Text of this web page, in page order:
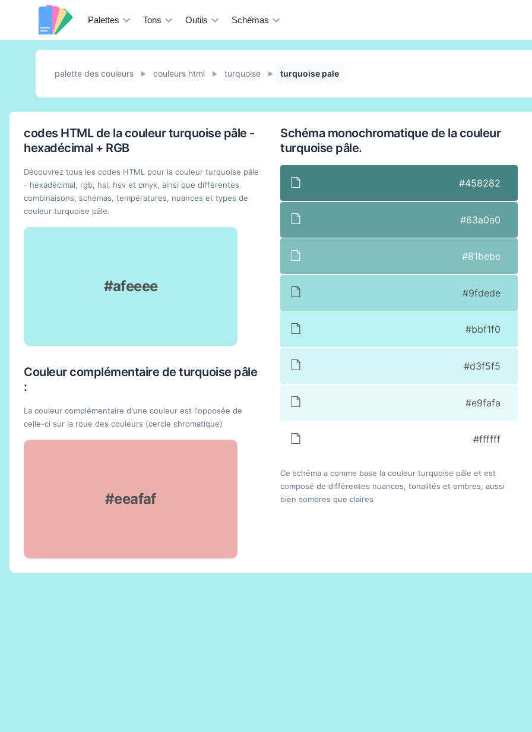
Palettes Tons Outils Schémas
palette des couleurs ► couleurs html ► turquoise ► turquoise pale
codes HTML de la couleur turquoise pâle -
hexadécimal + RGB
Découvrez tous les codes HTML pour la couleur turquoise pâle
- hexadécimal, rgb, hsl, hsv et cmyk, ainsi que différentes
combinaisons, schémas, températures, nuances et types de
couleur turquoise pâle.
#afeeee
Couleur complémentaire de turquoise pâle
:
La couleur complémentaire d'une couleur est l'opposée de
celle-ci sur la roue des couleurs (cercle chromatique)
#eeafaf
Schéma monochromatique de la couleur
turquoise pâle.
#458282
#63a0a0
#81bebe
#9fdede
#bbf1f0
#d3f5f5
#e9fafa
#ffffff
Ce schéma a comme base la couleur turquoise pâle et est
composé de différentes nuances, tonalités et ombres, aussi
bien sombres que claires